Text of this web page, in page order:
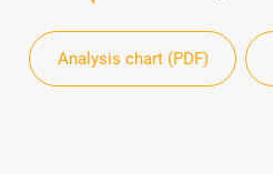
Analysis chart (PDF)